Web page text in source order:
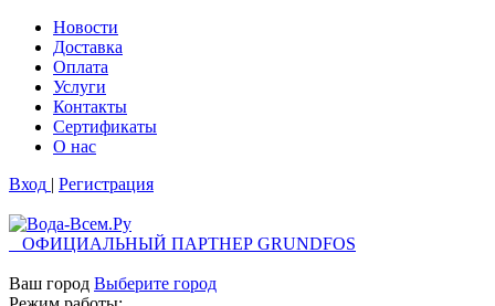
Новости
Доставка
Оплата
Услуги
Контакты
Cертификаты
О нас
Вход | Регистрация
ОФИЦИАЛЬНЫЙ ПАРТНЕР GRUNDFOS
Ваш город Выберите город